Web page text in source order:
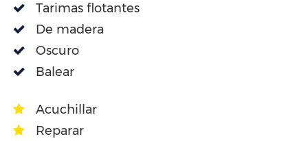
Tarimas flotantes
De madera
Oscuro
Balear
Acuchillar
Reparar